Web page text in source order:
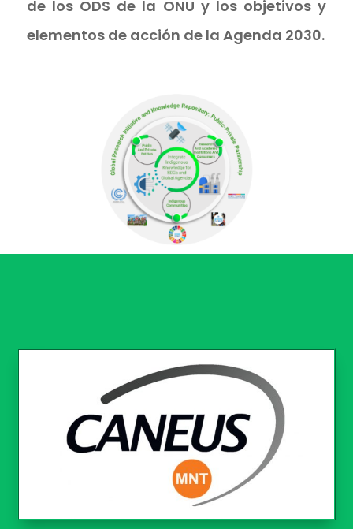
de los ODS de la ONU y los objetivos y
elementos de acción de la Agenda 2030.